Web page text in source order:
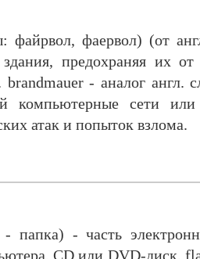
файрвол, фаервол) (от
предохраняя их
brandmauer - аналог англ.
компьютерные сети или
атак и попыток взлома.
- часть
CD или DVD-диск,